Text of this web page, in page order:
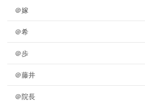
＠嫁
＠希
＠歩
＠藤井
＠院長